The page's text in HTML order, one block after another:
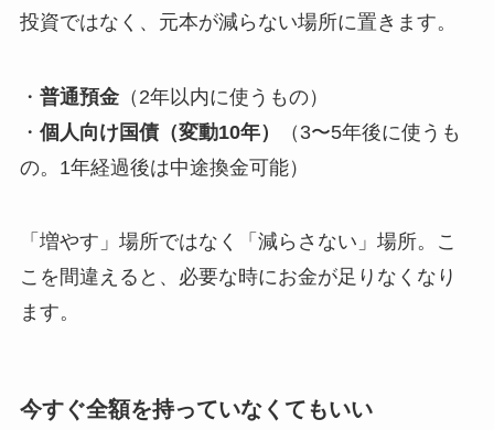
投資ではなく、元本が減らない場所に置きます。
・ 普通預金（2年以内に使うもの）
・ 個人向け国債（変動10年）
（3〜5年後に使うも
の。1年経過後は中途換金可能）
「増やす」場所ではなく「減らさない」場所。こ
こを間違えると、必要な時にお金が足りなくなり
ます。
今すぐ全額を持っていなくてもいい